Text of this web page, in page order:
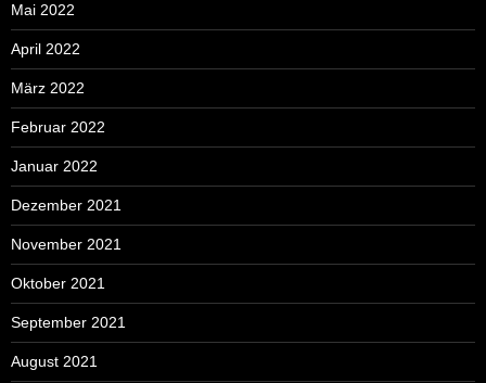
Mai 2022
April 2022
März 2022
Februar 2022
Januar 2022
Dezember 2021
November 2021
Oktober 2021
September 2021
August 2021